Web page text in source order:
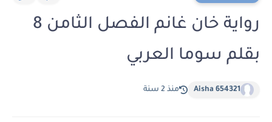
رواية خان غانم الفصل الثامن 8
بقلم سوما العربي
Aisha 654321 منذ 2 سنة